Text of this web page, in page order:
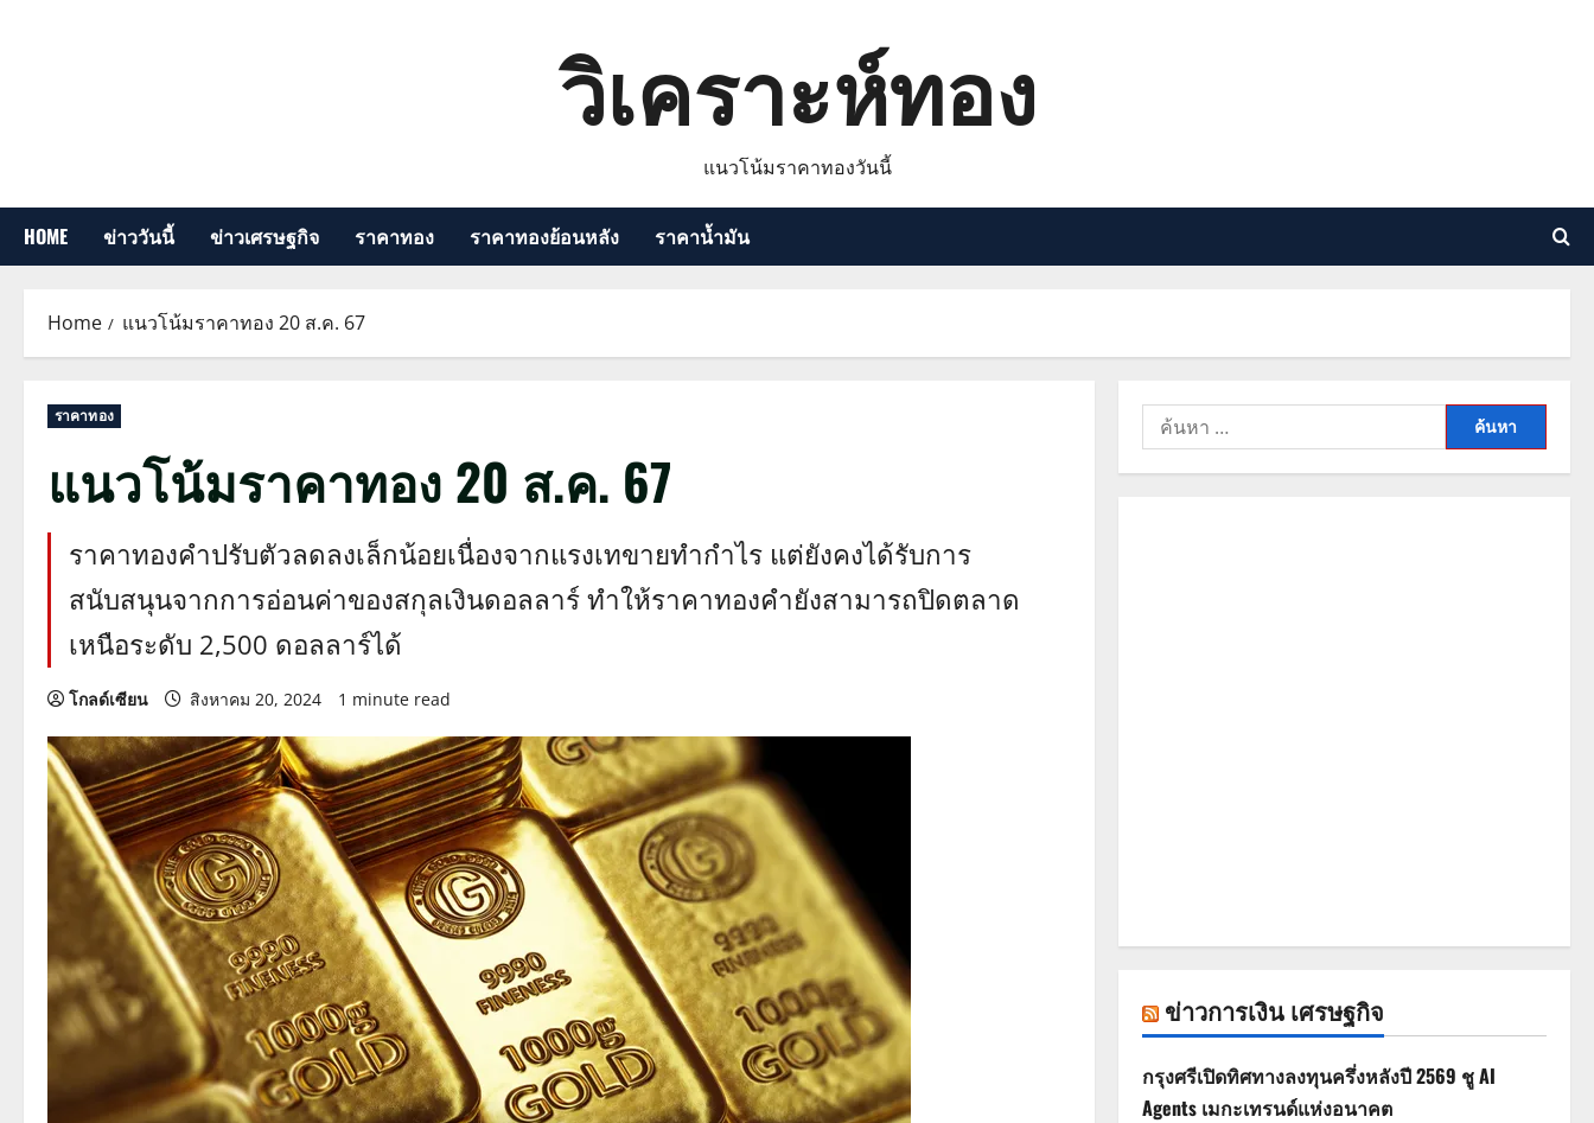
วิเคราะห์ทอง
แนวโน้มราคาทองวันนี้
HOME ข่าววันนี้ ข่าวเศรษฐกิจ ราคาทอง ราคาทองย้อนหลัง ราคาน้ำมัน
Home แนวโน้มราคาทอง 20 ส.ค. 67
ราคาทอง
แนวโน้มราคาทอง 20 ส.ค. 67
ราคาทองคำปรับตัวลดลงเล็กน้อยเนื่องจากแรงเทขายทำกำไร แต่ยังคงได้รับการ
สนับสนุนจากการอ่อนค่าของสกุลเงินดอลลาร์ ทำให้ราคาทองคำยังสามารถปิดตลาด
เหนือระดับ 2,500 ดอลลาร์ได้
โกลด์เซียน สิงหาคม 20, 2024 1 minute read
ค้นหา
สำหรับ:
ข่าวการเงิน เศรษฐกิจ
กรุงศรีเปิดทิศทางลงทุนครึ่งหลังปี 2569 ชู AI
Agents เมกะเทรนด์แห่งอนาคต